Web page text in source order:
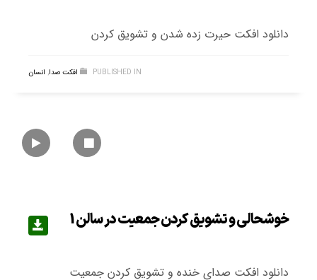
دانلود افکت حیرت زده شدن و تشویق کردن
PUBLISHED IN افکت صدا, انسان
خوشحالی و تشویق کردن جمعیت در سالن 1
دانلود افکت صدای خنده و تشویق کردن جمعیت